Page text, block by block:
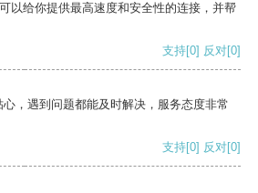
以给你提供最高速度和安全性的连接，并帮
支持[0] 反对[0]
，遇到问题都能及时解决，服务态度非常
支持[0] 反对[0]